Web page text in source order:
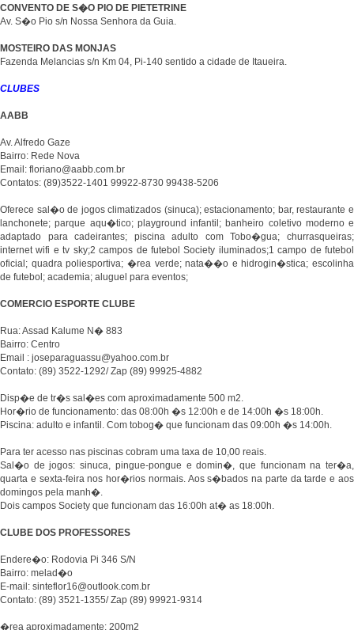
CONVENTO DE S�O PIO DE PIETETRINE
Av. S�o Pio s/n Nossa Senhora da Guia.
MOSTEIRO DAS MONJAS
Fazenda Melancias s/n Km 04, Pi-140 sentido a cidade de Itaueira.
CLUBES
AABB
Av. Alfredo Gaze
Bairro: Rede Nova
Email: floriano@aabb.com.br
Contatos: (89)3522-1401 99922-8730 99438-5206
Oferece sal�o de jogos climatizados (sinuca); estacionamento; bar, restaurante e
lanchonete; parque aqu�tico; playground infantil; banheiro coletivo moderno e
adaptado para cadeirantes; piscina adulto com Tobo�gua; churrasqueiras;
internet wifi e tv sky;2 campos de futebol Society iluminados;1 campo de futebol
oficial; quadra poliesportiva; �rea verde; nata��o e hidrogin�stica; escolinha
de futebol; academia; aluguel para eventos;
COMERCIO ESPORTE CLUBE
Rua: Assad Kalume N� 883
Bairro: Centro
Email : joseparaguassu@yahoo.com.br
Contato: (89) 3522-1292/ Zap (89) 99925-4882
Disp�e de tr�s sal�es com aproximadamente 500 m2.
Hor�rio de funcionamento: das 08:00h �s 12:00h e de 14:00h �s 18:00h.
Piscina: adulto e infantil. Com tobog� que funcionam das 09:00h �s 14:00h.
Para ter acesso nas piscinas cobram uma taxa de 10,00 reais.
Sal�o de jogos: sinuca, pingue-pongue e domin�, que funcionam na ter�a,
quarta e sexta-feira nos hor�rios normais. Aos s�bados na parte da tarde e aos
domingos pela manh�.
Dois campos Society que funcionam das 16:00h at� as 18:00h.
CLUBE DOS PROFESSORES
Endere�o: Rodovia Pi 346 S/N
Bairro: melad�o
E-mail: sinteflor16@outlook.com.br
Contato: (89) 3521-1355/ Zap (89) 99921-9314
�rea aproximadamente: 200m2